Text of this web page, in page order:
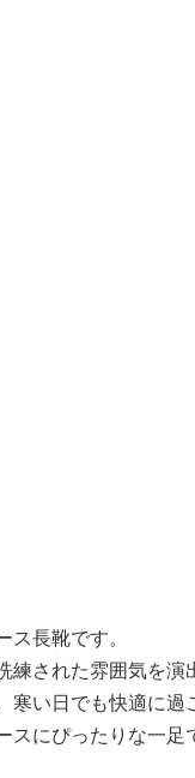
長靴です。
された雰囲気を演
い日でも快適に過
にぴったりな一足